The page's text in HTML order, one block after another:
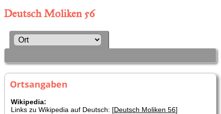
Deutsch Moliken 56
Ortsangaben
Wikipedia:
Links zu Wikipedia auf Deutsch: [Deutsch Moliken 56]